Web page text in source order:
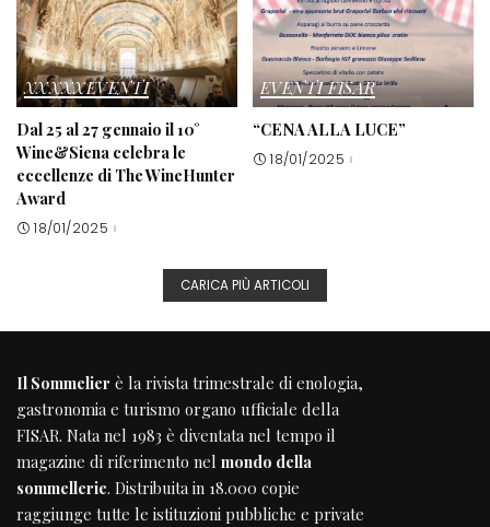
XXXXXEVENTI
Dal 25 al 27 gennaio il 10°
Wine&Siena celebra le
eccellenze di The WineHunter
Award
18/01/2025
EVENTI FISAR
“CENA ALLA LUCE”
18/01/2025
CARICA PIÙ ARTICOLI
Il Sommelier è la rivista trimestrale di enologia,
gastronomia e turismo organo ufficiale della
FISAR. Nata nel 1983 è diventata nel tempo il
magazine di riferimento nel mondo della
sommellerie. Distribuita in 18.000 copie
raggiunge tutte le istituzioni pubbliche e private